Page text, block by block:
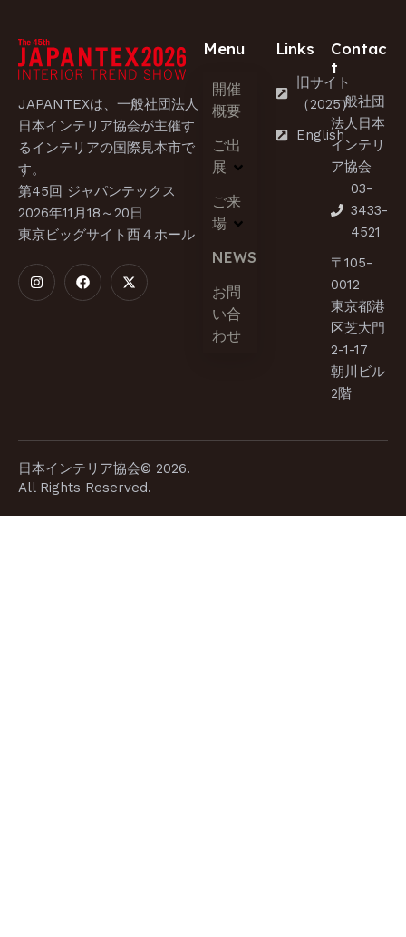
JAPANTEXは、一般社団法人
日本インテリア協会が主催す
るインテリアの国際見本市で
す。​
第45回 ジャパンテックス
2026年11月18～20日
東京ビッグサイト西４ホール
Menu
開催
概要
ご出
展
ご来
場
NEWS
お問
い合
わせ
Links
旧サイト
（2025）
English
Contac
t
一般社団
法人日本
インテリ
ア協会
03-
3433-
4521
〒105-
0012
東京都港
区芝大門
2-1-17
朝川ビル
2階
日本インテリア協会© 2026.
All Rights Reserved.